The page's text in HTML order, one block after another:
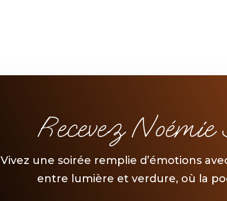
Recevez
Vivez une soirée remplie d’émotions
entre lumière et verdure, où la